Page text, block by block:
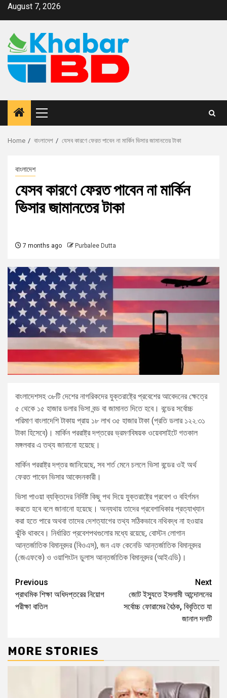
August 7, 2026
Home বাংলাদেশ যেসব কারণে ফেরত পাবেন না মার্কিন ভিসার জামানতের টাকা
বাংলাদেশ
যেসব কারণে ফেরত পাবেন না মার্কিন
ভিসার জামানতের টাকা
7 months ago Purbalee Dutta
বাংলাদেশসহ ৩৮টি দেশের নাগরিকদের যুক্তরাষ্ট্রে প্রবেশের আবেদনের ক্ষেত্রে
৫ থেকে ১৫ হাজার ডলার ভিসা বন্ড বা জামানত দিতে হবে। বন্ডের সর্বোচ্চ
পরিমাণ বাংলাদেশি টাকায় প্রায় ১৮ লাখ ৩৫ হাজার টাকা (প্রতি ডলার ১২২.৩১
টাকা হিসেবে)। মার্কিন পররাষ্ট্র দপ্তরের ভ্রমণবিষয়ক ওয়েবসাইটে গতকাল
মঙ্গলবার এ তথ্য জানানো হয়েছে।
মার্কিন পররাষ্ট্র দপ্তর জানিয়েছে, সব শর্ত মেনে চললে ভিসা বন্ডের ওই অর্থ
ফেরত পাবেন ভিসার আবেদনকারী।
ভিসা পাওয়া ব্যক্তিদের নির্দিষ্ট কিছু পথ দিয়ে যুক্তরাষ্ট্রে প্রবেশ ও বহির্গমন
করতে হবে বলে জানানো হয়েছে। অন্যথায় তাদের প্রবেশাধিকার প্রত্যাখ্যান
করা হতে পারে অথবা তাদের দেশত্যাগের তথ্য সঠিকভাবে নথিবদ্ধ না হওয়ার
ঝুঁকি থাকবে। নির্ধারিত প্রবেশপথগুলোর মধ্যে রয়েছে, বোস্টন লোগান
আন্তর্জাতিক বিমানবন্দর (বিওএস), জন এফ কেনেডি আন্তর্জাতিক বিমানবন্দর
(জেএফকে) ও ওয়াশিংটন ডুলাস আন্তর্জাতিক বিমানবন্দর (আইএডি)।
Previous
প্রাথমিক শিক্ষা অধিদপ্তরের নিয়োগ
পরীক্ষা বাতিল
Next
জোট ইস্যুতে ইসলামী আন্দোলনের
সর্বোচ্চ ফোরামের বৈঠক, বিবৃতিতে যা
জানাল দলটি
MORE STORIES